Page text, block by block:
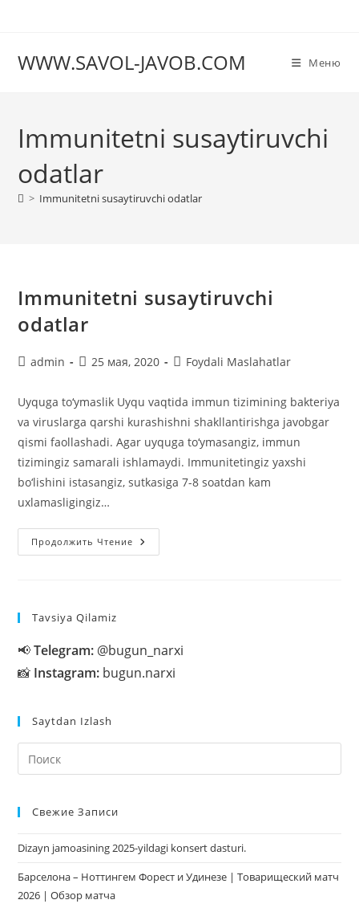
WWW.SAVOL-JAVOB.COM Меню
Immunitetni susaytiruvchi
odatlar
> Immunitetni susaytiruvchi odatlar
Immunitetni susaytiruvchi
odatlar
Автор
admin
Запись
25 мая, 2020
Рубрика
Foydali Maslahatlar
Uyquga to‘ymaslik Uyqu vaqtida immun tizimining bakteriya
va viruslarga qarshi kurashishni shakllantirishga javobgar
qismi faollashadi. Agar uyquga to‘ymasangiz, immun
tizimingiz samarali ishlamaydi. Immunitetingiz yaxshi
bo‘lishini istasangiz, sutkasiga 7-8 soatdan kam
uxlamasligingiz…
Продолжить Чтение Immunitetni
Susaytiruvchi
Tavsiya Qilamiz
📢Telegram: @bugun_narxi
📸 Instagram: bugun.narxi
Saytdan Izlash
Свежие Записи
Dizayn jamoasining 2025-yildagi konsert dasturi.
Барселона – Ноттингем Форест и Удинезе | Товарищеский матч
2026 | Обзор матча